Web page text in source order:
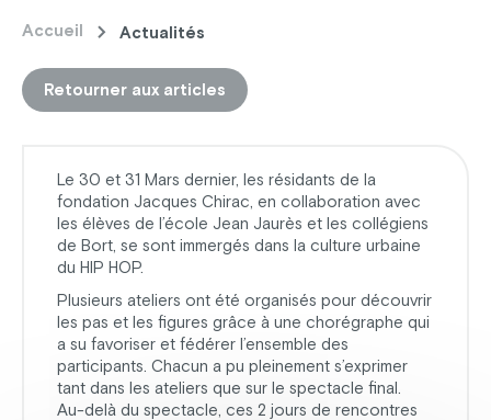
Accueil Actualités
Retourner aux articles
Le 30 et 31 Mars dernier, les résidants de la
fondation Jacques Chirac, en collaboration avec
les élèves de l’école Jean Jaurès et les collégiens
de Bort, se sont immergés dans la culture urbaine
du HIP HOP.
Plusieurs ateliers ont été organisés pour découvrir
les pas et les figures grâce à une chorégraphe qui
a su favoriser et fédérer l’ensemble des
participants. Chacun a pu pleinement s’exprimer
tant dans les ateliers que sur le spectacle final.
Au-delà du spectacle, ces 2 jours de rencontres